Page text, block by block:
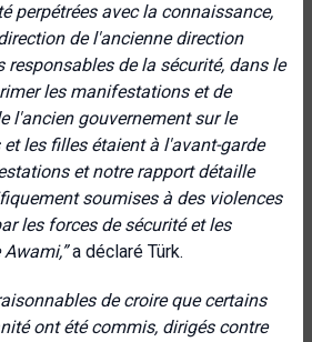
perpétrées avec la connaissance,
de l'ancienne direction
responsables de la sécurité, dans le
les manifestations et de
l'ancien gouvernement sur le
les filles étaient à l'avant-garde
et notre rapport détaille
soumises à des violences
les forces de sécurité et les
a déclaré Türk.
de croire que certains
ont été commis, dirigés contre